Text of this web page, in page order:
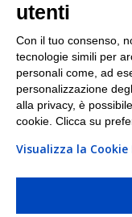
I nostri punti di
Torino|Milano|
PI/CF/N°Iscr.:
utenti
Con il tuo consenso,
tecnologie simili per
personali come, ad
personalizzazione
alla privacy, è
cookie. Clicca su
Visualizza la